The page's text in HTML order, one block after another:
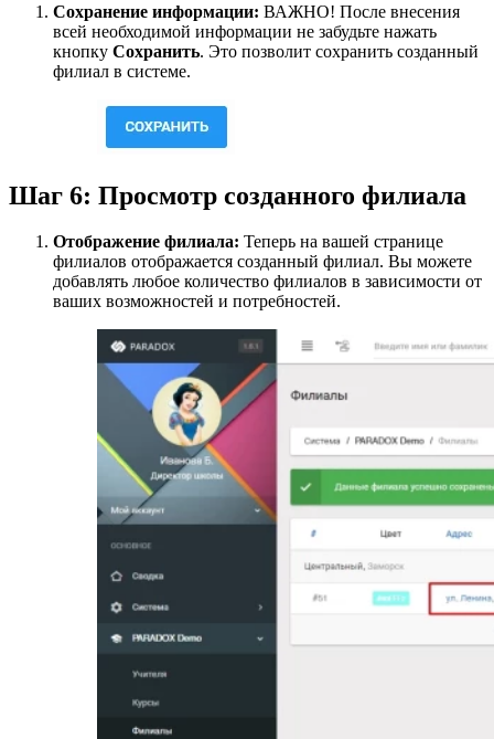
Сохранение информации: ВАЖНО! После внесения
всей необходимой информации не забудьте нажать
кнопку Сохранить. Это позволит сохранить созданный
филиал в системе.
Шаг 6: Просмотр созданного филиала
Отображение филиала: Теперь на вашей странице
филиалов отображается созданный филиал. Вы можете
добавлять любое количество филиалов в зависимости от
ваших возможностей и потребностей.